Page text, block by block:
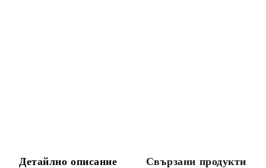
Детайлно описание Свързани продукти